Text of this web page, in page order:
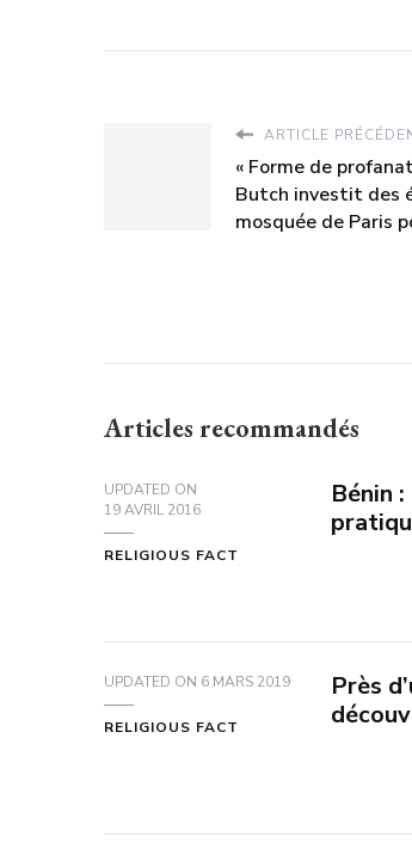
ARTICLE
« Forme de
Butch investit des
mosquée de Paris
Articles recommandés
UPDATED ON
19 AVRIL 2016
RELIGIOUS FACT
Bénin
UPDATED ON 6 MARS 2019
RELIGIOUS FACT
Près